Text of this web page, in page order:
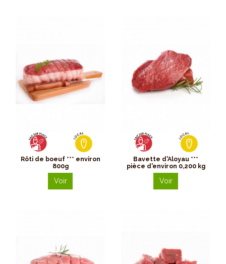
Rôti de boeuf *** environ
800g
Voir
Bavette d'Aloyau ***
pièce d'environ 0,200 kg
Voir